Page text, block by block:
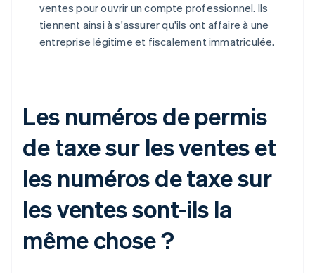
ventes pour ouvrir un compte professionnel. Ils
tiennent ainsi à s'assurer qu'ils ont affaire à une
entreprise légitime et fiscalement immatriculée.
Les numéros de permis
de taxe sur les ventes et
les numéros de taxe sur
les ventes sont-ils la
même chose ?